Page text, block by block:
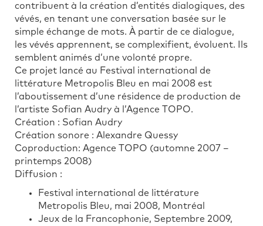
contribuent à la création d’entités dialogiques, des
vévés, en tenant une conversation basée sur le
simple échange de mots. À partir de ce dialogue,
les vévés apprennent, se complexifient, évoluent. Ils
semblent animés d’une volonté propre.
Ce projet lancé au Festival international de
littérature Metropolis Bleu en mai 2008 est
l’aboutissement d’une résidence de production de
l’artiste Sofian Audry à l’Agence TOPO.
Création : Sofian Audry
Création sonore : Alexandre Quessy
Coproduction: Agence TOPO (automne 2007 –
printemps 2008)
Diffusion :
Festival international de littérature
Metropolis Bleu, mai 2008, Montréal
Jeux de la Francophonie, Septembre 2009,